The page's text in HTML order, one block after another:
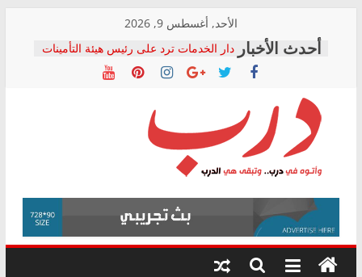
content
الأحد, أغسطس 9, 2026
دار الخدمات ترد على رئيس هيئة التأمينات
بعد مؤتمره الصحفي: إنكار الأزمة لا ينهي
معاناة أصحاب المعاشات.. ونطالب بكشف
فرحات سليمان يكتب: القطاع الصحي إلى
أين؟
حزب التحالف الشعبي يطلق لجنة “الحق
في الصحة” بالإسكندرية لرصد الانتهاكات
ودعم المرضى
الوزاري لمدينة الصحفيين.. وانتهاء أعمال
إنشاء المبنى الإداري
المجلس القومي لحقوق الإنسان يعلن
متابعة قضية الدكتور محمد زهران.. ويؤكد:
درب
وأتوه
درب..
وتبقى
هي